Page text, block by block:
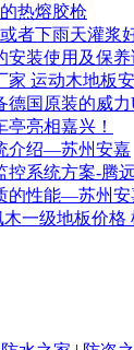
热熔胶枪
者下雨天灌浆
安装使用及保养
家 运动木地板
国原装的威力
亮相嘉兴！
介绍—苏州安嘉
控系统方案-腾
的性能—苏州安
一级地板价格